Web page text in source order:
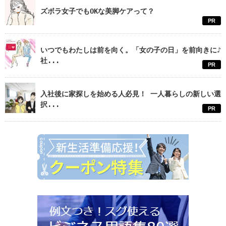
ズボラ女子でもOKな美脚ケアって？
PR
いつでもわたしは前を向く。「女の子の日」を前向きに♪
社...
PR
入社後に家探しを始める人必見！ 一人暮らしの新しい選
択...
PR